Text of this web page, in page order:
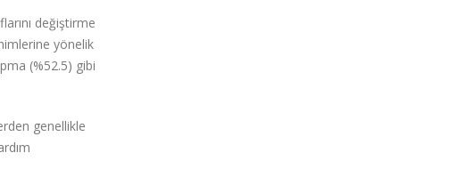
değiştirme
yönelik
(%52.5) gibi
genellikle